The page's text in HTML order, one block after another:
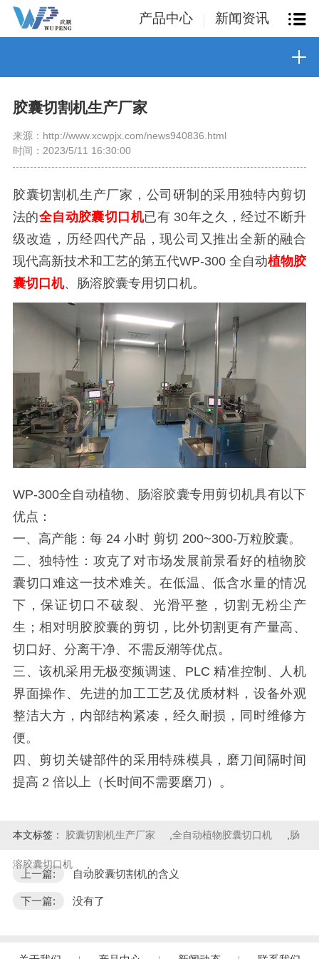
产品中心 新闻资讯
胶囊切割机生产厂家
来源：http://www.xcwpjx.com/news940836.html
时间：2023/5/11 16:30:00
胶囊切割机生产厂家，公司研制的采用独特内剪切
法的全自动胶囊切口机已有 30年之久，经过不断升
级改造，历经四代产品，现公司又推出全新的融合
现代高新技术和工艺的第五代WP-300 全自动植物胶
囊切口机、肠溶胶囊专用切口机。
WP-300全自动植物、肠溶胶囊专用剪切机具有以下
优点：
一、高产能：每 24 小时 剪切 200~300-万粒胶囊。
二、独特性：攻克了对市场发展前景看好的植物胶
囊切口难这一技术难关。在低温、低含水量的情况
下，保证切口不破裂、光滑平整，切割无粉尘产
生；相对明胶胶囊的剪切，比外切割更有产量高、
切口好、分离干净、不需反潮等优点。
三、该机采用无极变频调速、PLC 精准控制、人机
界面操作、先进的加工工艺及优质材料，设备外观
整洁大方，内部结构紧凑，经久耐损，同时维修方
便。
四、剪切关键部件的采用特殊模具，磨刀间隔时间
提高 2 倍以上（长时间不需要磨刀）。
本文标签： 胶囊切割机生产厂家 ,全自动植物胶囊切口机 肠
溶胶囊切口机
上一篇: 自动胶囊切割机的含义
下一篇: 没有了